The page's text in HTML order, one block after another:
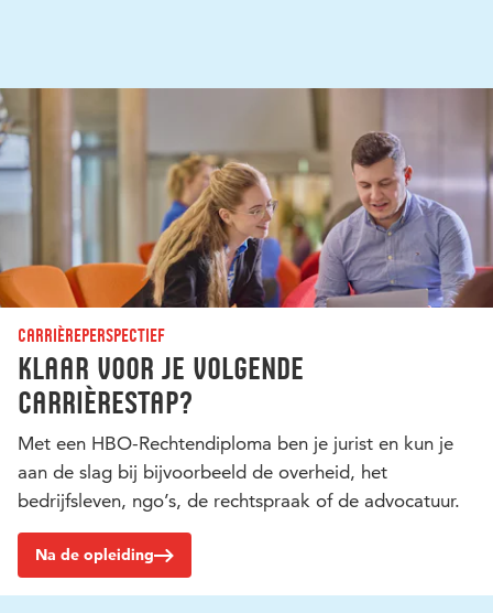
Carrièreperspectief
Klaar voor je volgende
carrièrestap?
Met een HBO-Rechtendiploma ben je jurist en kun je
aan de slag bij bijvoorbeeld de overheid, het
bedrijfsleven, ngo’s, de rechtspraak of de advocatuur.
Na de opleiding